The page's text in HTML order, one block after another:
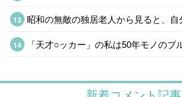
新着コメント記事